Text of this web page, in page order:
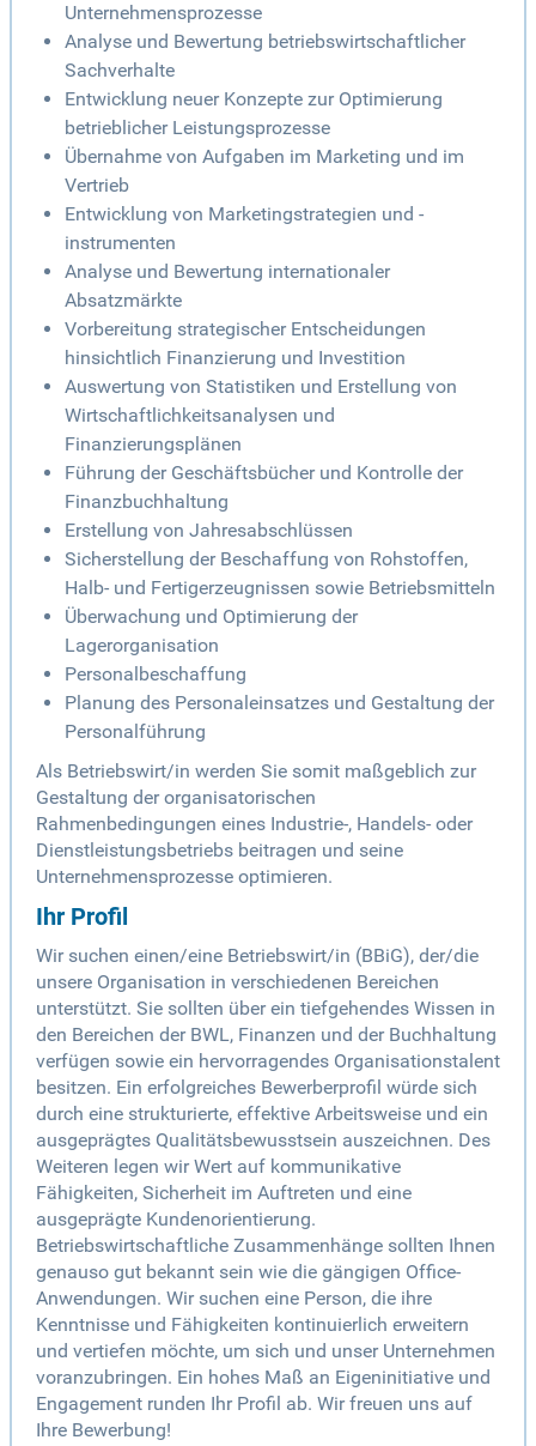
Unternehmensprozesse
Analyse und Bewertung betriebswirtschaftlicher
Sachverhalte
Entwicklung neuer Konzepte zur Optimierung
betrieblicher Leistungsprozesse
Übernahme von Aufgaben im Marketing und im
Vertrieb
Entwicklung von Marketingstrategien und -
instrumenten
Analyse und Bewertung internationaler
Absatzmärkte
Vorbereitung strategischer Entscheidungen
hinsichtlich Finanzierung und Investition
Auswertung von Statistiken und Erstellung von
Wirtschaftlichkeitsanalysen und
Finanzierungsplänen
Führung der Geschäftsbücher und Kontrolle der
Finanzbuchhaltung
Erstellung von Jahresabschlüssen
Sicherstellung der Beschaffung von Rohstoffen,
Halb- und Fertigerzeugnissen sowie Betriebsmitteln
Überwachung und Optimierung der
Lagerorganisation
Personalbeschaffung
Planung des Personaleinsatzes und Gestaltung der
Personalführung
Als Betriebswirt/in werden Sie somit maßgeblich zur
Gestaltung der organisatorischen
Rahmenbedingungen eines Industrie-, Handels- oder
Dienstleistungsbetriebs beitragen und seine
Unternehmensprozesse optimieren.
Ihr Profil
Wir suchen einen/eine Betriebswirt/in (BBiG), der/die
unsere Organisation in verschiedenen Bereichen
unterstützt. Sie sollten über ein tiefgehendes Wissen in
den Bereichen der BWL, Finanzen und der Buchhaltung
verfügen sowie ein hervorragendes Organisationstalent
besitzen. Ein erfolgreiches Bewerberprofil würde sich
durch eine strukturierte, effektive Arbeitsweise und ein
ausgeprägtes Qualitätsbewusstsein auszeichnen. Des
Weiteren legen wir Wert auf kommunikative
Fähigkeiten, Sicherheit im Auftreten und eine
ausgeprägte Kundenorientierung.
Betriebswirtschaftliche Zusammenhänge sollten Ihnen
genauso gut bekannt sein wie die gängigen Office-
Anwendungen. Wir suchen eine Person, die ihre
Kenntnisse und Fähigkeiten kontinuierlich erweitern
und vertiefen möchte, um sich und unser Unternehmen
voranzubringen. Ein hohes Maß an Eigeninitiative und
Engagement runden Ihr Profil ab. Wir freuen uns auf
Ihre Bewerbung!